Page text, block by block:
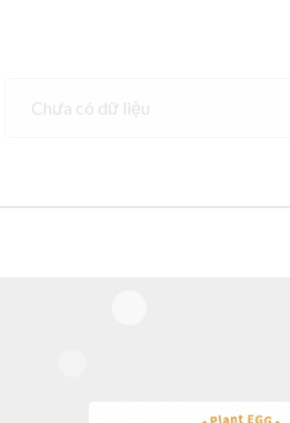
Chưa có dữ liệu